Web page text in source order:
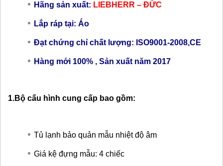
Hãng sản xuất: LIEBHERR – ĐỨC
Lắp ráp tại: Áo
Đạt chứng chỉ chất lượng: ISO9001-2008,CE
Hàng mới 100% , Sản xuất năm 2017
1.Bộ cấu hình cung cấp bao gồm:
Tủ lạnh bảo quản mẫu nhiệt độ âm
Giá kệ đựng mẫu: 4 chiếc